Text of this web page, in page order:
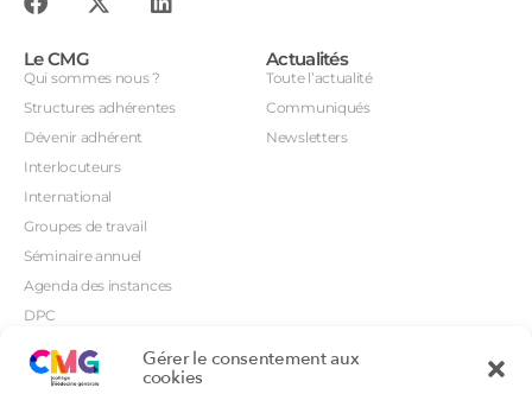
Gérer le consentement aux
cookies
Le CMG
Qui sommes nous ?
Structures adhérentes
Dévenir adhérent
Interlocuteurs
International
Groupes de travail
Séminaire annuel
Agenda des instances
DPC
Orientations prioritaires
Actualités
Toute l’actualité
Communiqués
Newsletters